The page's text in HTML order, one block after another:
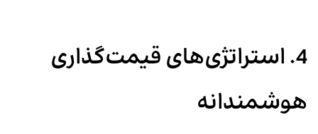
4. استراتژی‌های قیمت‌گذاری
هوشمندانه